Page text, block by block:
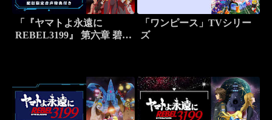
「『ヤマトよ永遠に
REBEL3199』 第六章 碧い
「ワンピース」TVシリー
ズ